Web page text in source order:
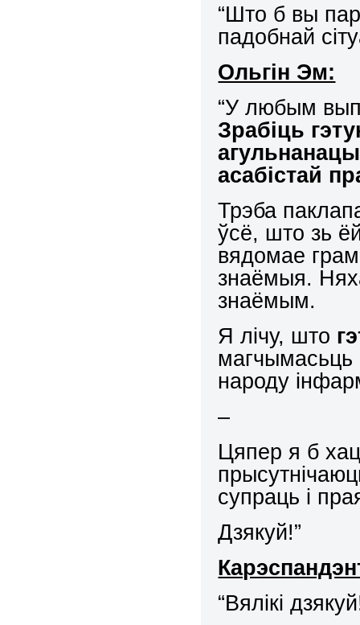
“Што б вы
падобнай
Ольгін Эм:
“У любым
Зрабіць
асабістай
Трэба
ўсё, што зь
вядомае
знаёмыя.
знаёмым.
Я лічу, што
магчымасьць
народу
–
Цяпер я б
супраць і
Дзякуй!”
“Вялікі